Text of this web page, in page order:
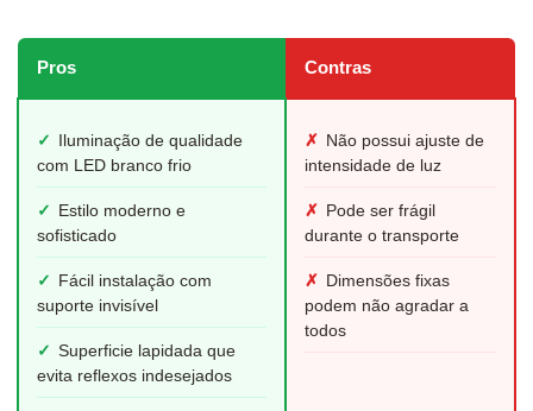
Pros Contras
✓
Iluminação de qualidade
com LED branco frio
✓
Estilo moderno e
sofisticado
✓
Fácil instalação com
suporte invisível
✓ Superficie lapidada que
evita reflexos indesejados
✗ Não possui ajuste de
intensidade de luz
✗ Pode ser frágil
durante o transporte
✗ Dimensões fixas
podem não agradar a
todos